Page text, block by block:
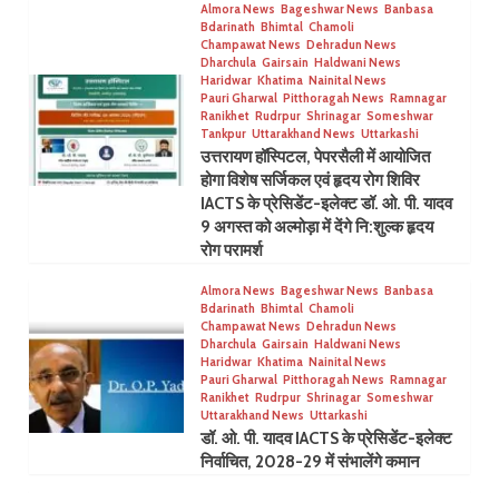
Almora News Bageshwar News Banbasa
Bdarinath Bhimtal Chamoli
Champawat News Dehradun News
Dharchula Gairsain Haldwani News
Haridwar Khatima Nainital News
Pauri Gharwal Pitthoragah News Ramnagar
Ranikhet Rudrpur Shrinagar Someshwar
Tankpur Uttarakhand News Uttarkashi
उत्तरायण हॉस्पिटल, पेपरसैली में आयोजित
होगा विशेष सर्जिकल एवं हृदय रोग शिविर
IACTS के प्रेसिडेंट-इलेक्ट डॉ. ओ. पी. यादव
9 अगस्त को अल्मोड़ा में देंगे नि:शुल्क हृदय
रोग परामर्श
Almora News Bageshwar News Banbasa
Bdarinath Bhimtal Chamoli
Champawat News Dehradun News
Dharchula Gairsain Haldwani News
Haridwar Khatima Nainital News
Pauri Gharwal Pitthoragah News Ramnagar
Ranikhet Rudrpur Shrinagar Someshwar
Uttarakhand News Uttarkashi
डॉ. ओ. पी. यादव IACTS के प्रेसिडेंट-इलेक्ट
निर्वाचित, 2028-29 में संभालेंगे कमान